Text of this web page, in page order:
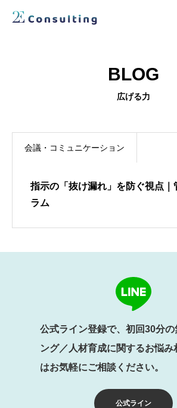
人材育成／経営サポートプログラム
CONTENTS
2E Consulting の人材育成について
COMPANY
会社概要と代表紹介
BLOG
広げる力
会議・コミュニケーション
指示の「抜け漏れ」を防ぐ視点｜
ラム
公式ライン
公式ライン登録で、初回30分
ング／人材育成に関するお悩み
はお気軽にご相談ください。